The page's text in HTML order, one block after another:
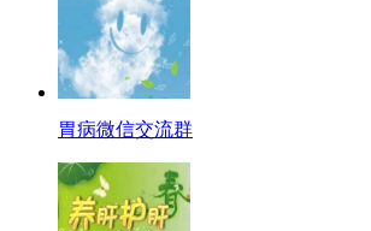
胃病微信交流群